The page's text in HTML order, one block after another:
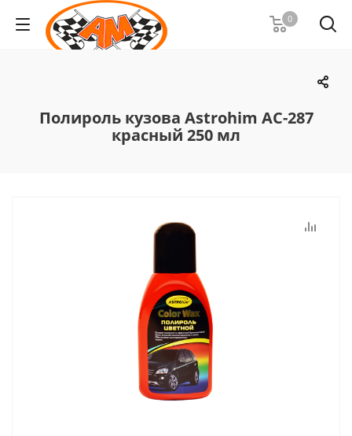
0
Полироль кузова Astrohim АС-287
красный 250 мл